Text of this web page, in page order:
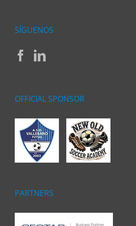
SÍGUENOS
OFFICIAL SPONSOR
PARTNERS